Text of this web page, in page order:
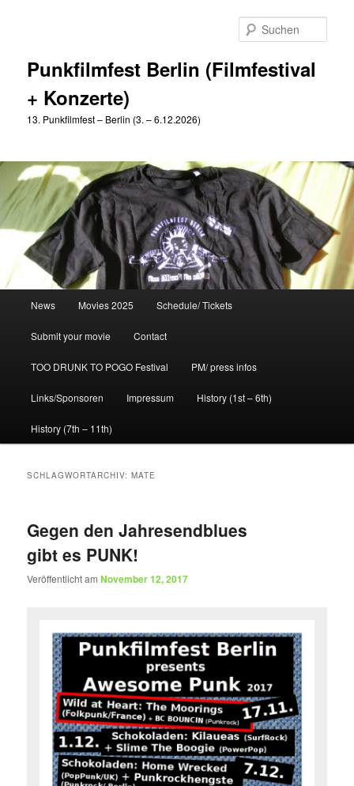
Punkfilmfest Berlin (Filmfestival
+ Konzerte)
13. Punkfilmfest – Berlin (3. – 6.12.2026)
News Movies 2025 Schedule/ Tickets
Submit your movie Contact
TOO DRUNK TO POGO Festival PM/ press infos
Links/Sponsoren Impressum History (1st – 6th)
History (7th – 11th)
SCHLAGWORTARCHIV:MATE
Gegen den Jahresendblues
gibt es PUNK!
Veröffentlicht amNovember 12, 2017